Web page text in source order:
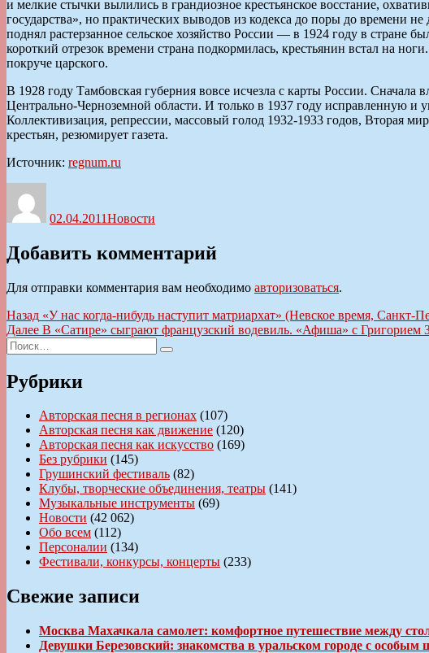
и мелкие стычки вылились в грандиозное крестьянское восстание,
государства», но практических выводов из кодекса до поры до времени
поднял растерзанное сельское хозяйство России — в 1924 году в стране
короткий отрезок времени страна подкормилась, крестьянин встал на
покруче царского.
В 1928 году Тамбовская губерния вовсе исчезла с карты России. Сначала
Центрально-Черноземной области. И только в 1937 году исправленную и
Коллективизация, репрессии, массовый голод 1932-1933 годов, Вторая
крестьян, резюмирует газета.
Источник: regnum.ru
02.04.2011Новости
Добавить комментарий
Для отправки комментария вам необходимо авторизоваться.
Навигация
по
записям
Назад Предыдущая
запись:
«У нас когда-нибудь наступит матриархат» (Невское время, Санкт-
Далее Следующая
В «Сатире» сыграют французский водевиль. «Афиша» с Григорием
Искать:
Поиск
Рубрики
Авторская песня в регионах (107)
Авторская песня как движение (120)
Авторская песня как искусство (169)
Без рубрики (145)
Грушинский фестиваль (82)
Клубы, творческие объединения, театры (141)
Музыкальные инструменты (69)
Новости (42 062)
Обо всем (112)
Персоналии (134)
Фестивали, конкурсы, концерты (233)
Свежие записи
Москва Махачкала самолет: комфортное путешествие между
Девушки Березовский: знакомства в уральском городе с